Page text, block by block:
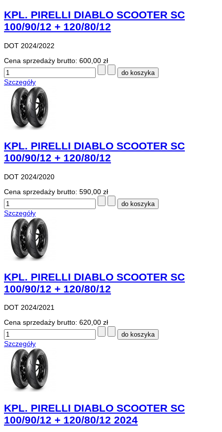
KPL. PIRELLI DIABLO SCOOTER SC
100/90/12 + 120/80/12
DOT 2024/2022
Cena sprzedaży brutto: 600,00 zł
Szczegóły
KPL. PIRELLI DIABLO SCOOTER SC
100/90/12 + 120/80/12
DOT 2024/2020
Cena sprzedaży brutto: 590,00 zł
Szczegóły
KPL. PIRELLI DIABLO SCOOTER SC
100/90/12 + 120/80/12
DOT 2024/2021
Cena sprzedaży brutto: 620,00 zł
Szczegóły
KPL. PIRELLI DIABLO SCOOTER SC
100/90/12 + 120/80/12 2024